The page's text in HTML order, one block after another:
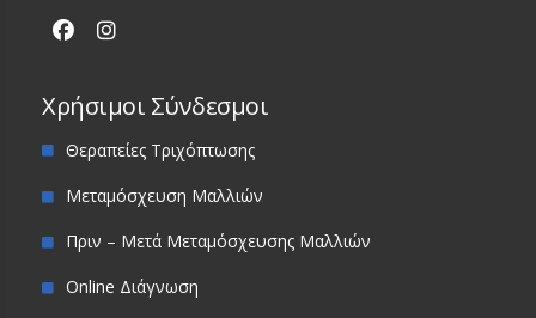
Χρήσιμοι Σύνδεσμοι
Θεραπείες Τριχόπτωσης
Μεταμόσχευση Μαλλιών
Πριν – Μετά Μεταμόσχευσης Μαλλιών
Online Διάγνωση